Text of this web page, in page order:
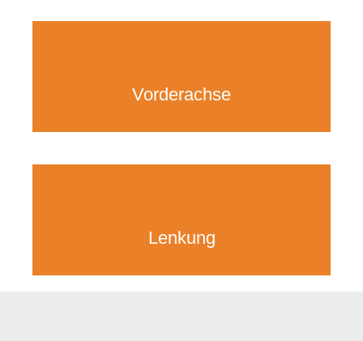
Vorderachse
Lenkung